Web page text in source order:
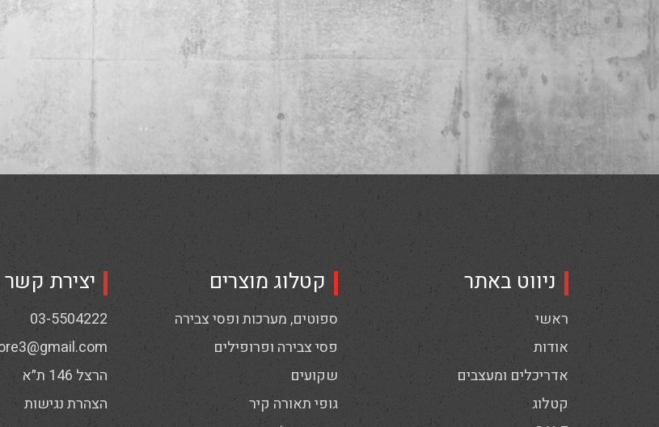
ניווט באתר
ראשי
אודות
אדריכלים ומעצבים
קטלוג
קטלוג מוצרים
ספוטים, מערכות ופסי צבירה
פסי צבירה ופרופילים
שקועים
גופי תאורה קיר
יצירת קשר
03-5504222
הרצל 146 ת״א
הצהרת נגישות